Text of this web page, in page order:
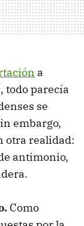
a
todo parecía
se
embargo,
otra realidad:
antimonio,
Como